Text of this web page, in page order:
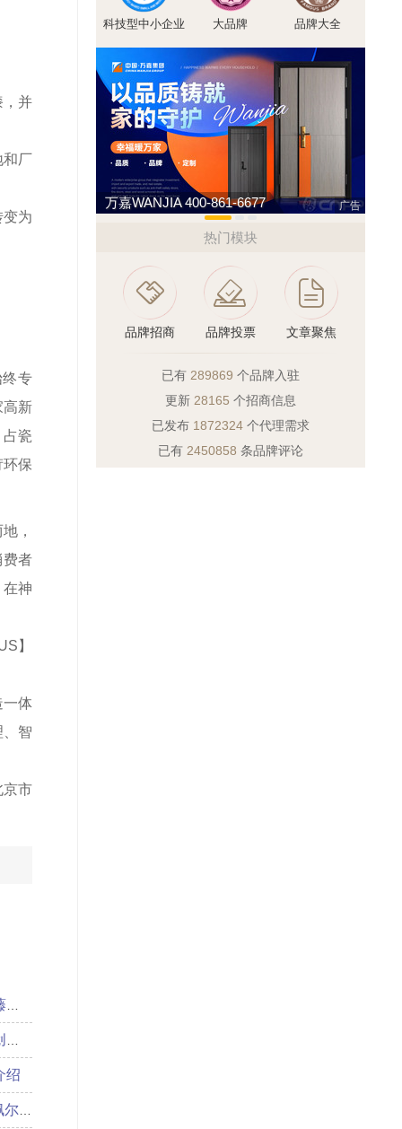
，并
和厂
为
专
高新
瓷
保
，
费者
神
】
一体
智
京市
绍
献
科技型中小企业 大品牌 品牌大全
万嘉WANJIA 400-861-6677 广告
热门模块
品牌招商 品牌投票 文章聚焦
已有 289869 个品牌入驻
更新 28165 个招商信息
已发布 1872324 个代理需求
已有 2450858 条品牌评论